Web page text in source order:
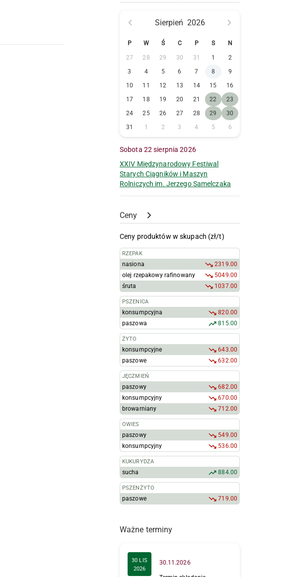
Sierpień 2026
P W Ś C P S N
27 28 29 30 31 1
2
3
4 5 6 7 8
9
10
11 12 13 14 15
16
17
18 19 20 21 22
23
24
25 26 27 28 29
30
31
1 2 3 4 5 6
Sobota 22 sierpnia 2026
XXIV Międzynarodowy Festiwal
Starych Ciągników i Maszyn
Rolniczych im. Jerzego Samelczaka
Ceny
Ceny produktów w skupach (zł/t)
RZEPAK
nasiona
2319.00
olej rzepakowy rafinowany
5049.00
śruta
1037.00
PSZENICA
konsumpcyjna
820.00
paszowa
815.00
ŻYTO
konsumpcyjne
643.00
paszowe
632.00
JĘCZMIEŃ
paszowy
682.00
konsumpcyjny
670.00
browarniany
712.00
OWIES
paszowy
549.00
konsumpcyjny
536.00
KUKURYDZA
sucha 884.00
PSZENŻYTO
paszowe 719.00
Ważne terminy
30 LIS
2026
30.11.2026